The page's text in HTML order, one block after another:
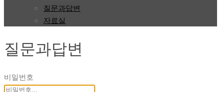
질문과답변
자료실
질문과답변
비밀번호